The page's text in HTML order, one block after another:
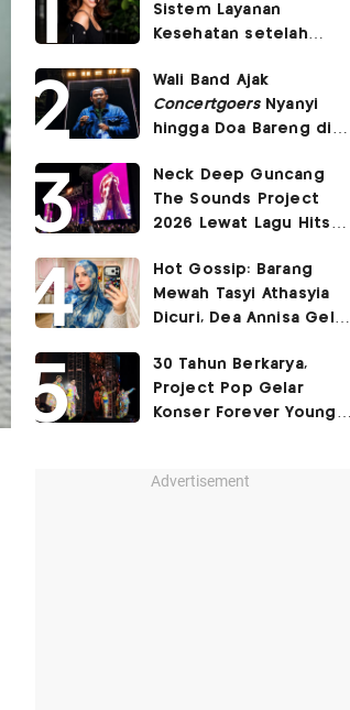
Sistem Layanan
Kesehatan setelah
Ditelantarkan
Wali Band Ajak
ConcertgoersNyanyi
hingga Doa Bareng di
2026
Neck Deep Guncang
The Sounds Project
2026 Lewat Lagu Hits
Bloom
Hot Gossip: Barang
Mewah Tasyi Athasyia
Dicuri, Dea Annisa Gelar
30 Tahun Berkarya,
Project Pop Gelar
Konser Forever Young
Advertisement